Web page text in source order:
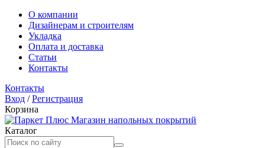
О компании
Дизайнерам и строителям
Укладка
Оплата и доставка
Статьи
Контакты
Контакты
Вход /Регистрация
Корзина
Магазин напольных покрытий
Каталог